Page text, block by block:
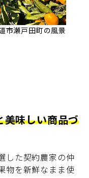
市瀬戸田町の風景
美味しい商品づ
した契約農家の仲
物を新鮮なまま使